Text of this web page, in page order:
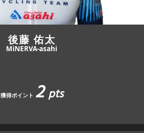
後藤 佑太
MiNERVA-asahi
獲得ポイント 2pts